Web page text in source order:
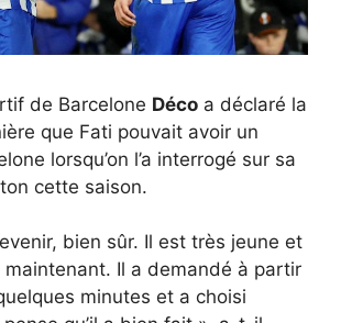
de Barcelone Déco a déclaré la
que Fati pouvait avoir un
lorsqu’on l’a interrogé sur sa
cette saison.
bien sûr. Il est très jeune et
maintenant. Il a demandé à partir
minutes et a choisi